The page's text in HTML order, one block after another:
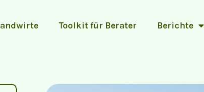
Toolkit für Berater Berichte